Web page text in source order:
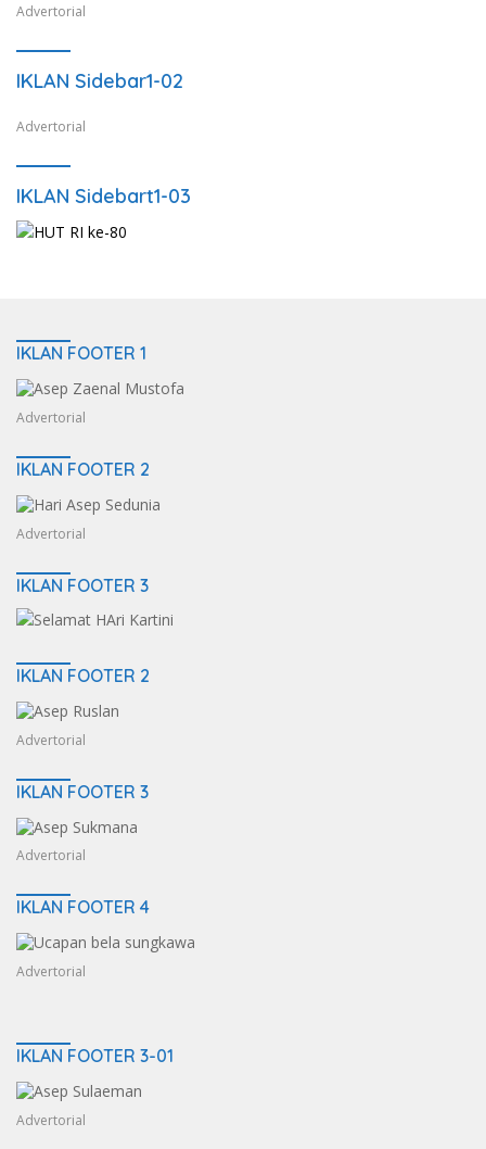
Advertorial
IKLAN Sidebar1-02
Advertorial
IKLAN Sidebart1-03
IKLAN FOOTER 1
Advertorial
IKLAN FOOTER 2
Advertorial
IKLAN FOOTER 3
IKLAN FOOTER 2
Advertorial
IKLAN FOOTER 3
Advertorial
IKLAN FOOTER 4
Advertorial
IKLAN FOOTER 3-01
Advertorial